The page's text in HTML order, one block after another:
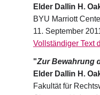
Elder Dallin H.
BYU Marriott
11. September
Vollständiger Text
"Zur Bewahrung
Elder Dallin H.
Fakultät für